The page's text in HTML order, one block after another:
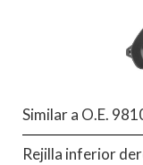
Similar a O.E.
Rejilla inferior